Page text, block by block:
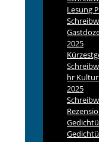
Lesung
2025
hr
2025